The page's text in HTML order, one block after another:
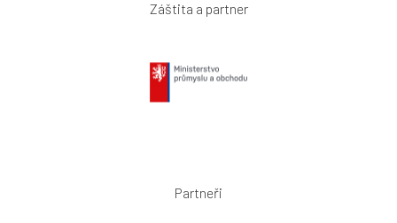
Záštita a partner
Partneři